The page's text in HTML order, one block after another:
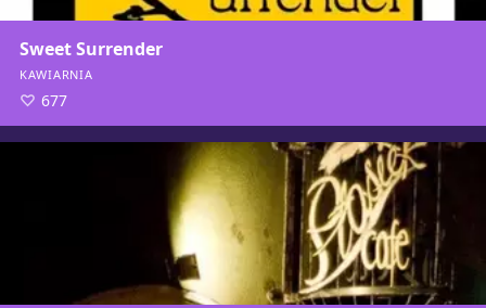
Sweet Surrender
KAWIARNIA
677